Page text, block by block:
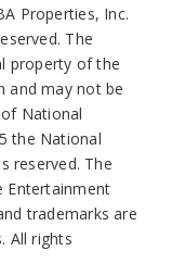
Properties, Inc.
The
property of the
and may not be
National
the National
reserved. The
Entertainment
trademarks are
All rights